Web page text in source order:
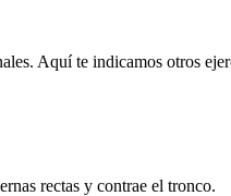
Aquí te indicamos otros
rectas y contrae el tronco.